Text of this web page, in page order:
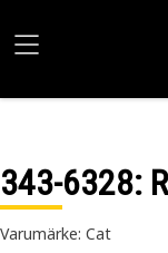
343-6328:
Varumärke: Cat